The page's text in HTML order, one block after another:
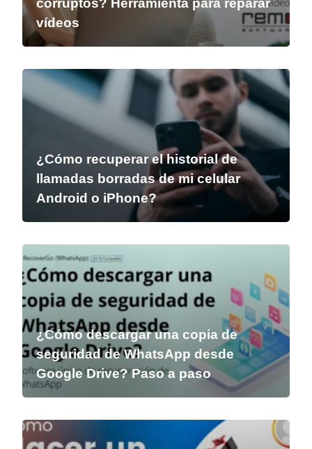
corruptos? Herramienta para reparar
vídeos
¿Cómo recuperar el historial de
llamadas borradas de mi celular
Android o iPhone?
¿Cómo descargar una copia de
seguridad de WhatsApp desde
Google Drive? Paso a paso